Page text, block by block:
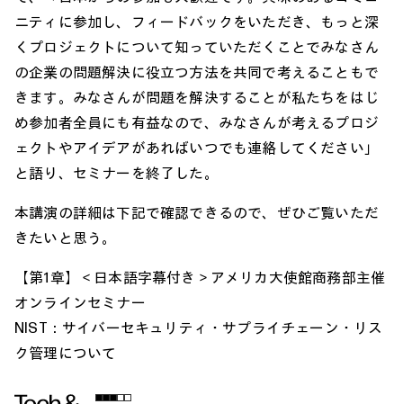
ニティに参加し、フィードバックをいただき、もっと深
くプロジェクトについて知っていただくことでみなさん
の企業の問題解決に役立つ方法を共同で考えることもで
きます。みなさんが問題を解決することが私たちをはじ
め参加者全員にも有益なので、みなさんが考えるプロジ
ェクトやアイデアがあればいつでも連絡してください」
と語り、セミナーを終了した。
本講演の詳細は下記で確認できるので、ぜひご覧いただ
きたいと思う。
【第1章】＜日本語字幕付き＞アメリカ大使館商務部主催
オンラインセミナー
NIST：サイバーセキュリティ・サプライチェーン・リス
ク管理について